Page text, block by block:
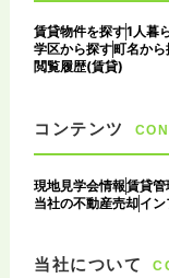
賃貸物件を探す1人暮
学区から探す町名から
閲覧履歴(賃貸)
コンテンツ
現地見学会情報賃貸管
当社の不動産売却イ
当社について